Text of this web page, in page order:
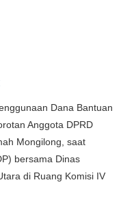
Dana Bantuan
Anggota DPRD
Mongilong, saat
bersama Dinas
di Ruang Komisi IV